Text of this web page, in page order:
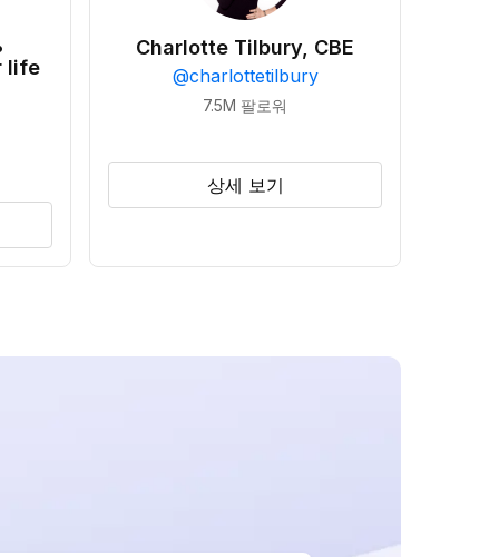
life
Charlotte Tilbury, CBE
@charlottetilbury
7.5M 팔로워
상세 보기